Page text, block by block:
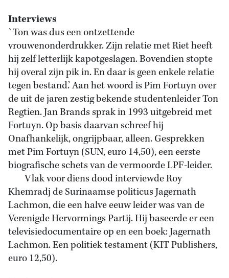
Interviews
`Ton was dus een ontzettende
vrouwenonderdrukker. Zijn relatie met Riet heeft
hij zelf letterlijk kapotgeslagen. Bovendien stopte
hij overal zijn pik in. En daar is geen enkele relatie
tegen bestand.’ Aan het woord is Pim Fortuyn over
de uit de jaren zestig bekende studentenleider Ton
Regtien. Jan Brands sprak in 1993 uitgebreid met
Fortuyn. Op basis daarvan schreef hij
Onafhankelijk, ongrijpbaar, alleen. Gesprekken
met Pim Fortuyn (SUN, euro 14,50), een eerste
biografische schets van de vermoorde LPF-leider.
Vlak voor diens dood interviewde Roy
Khemradj de Surinaamse politicus Jagernath
Lachmon, die een halve eeuw leider was van de
Verenigde Hervormings Partij. Hij baseerde er een
televisiedocumentaire op en een boek: Jagernath
Lachmon. Een politiek testament (KIT Publishers,
euro 12,50).